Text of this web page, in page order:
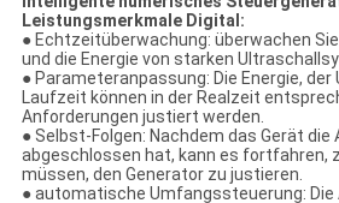
Leistungsmerkmale Digital:
● Echtzeitüberwachung: überwachen
und die Energie von starken
● Parameteranpassung: Die Energie, der
Laufzeit können in der Realzeit
Anforderungen justiert werden.
● Selbst-Folgen: Nachdem das Gerät
abgeschlossen hat, kann es fortfahren,
müssen, den Generator zu justieren.
● automatische Umfangssteuerung: